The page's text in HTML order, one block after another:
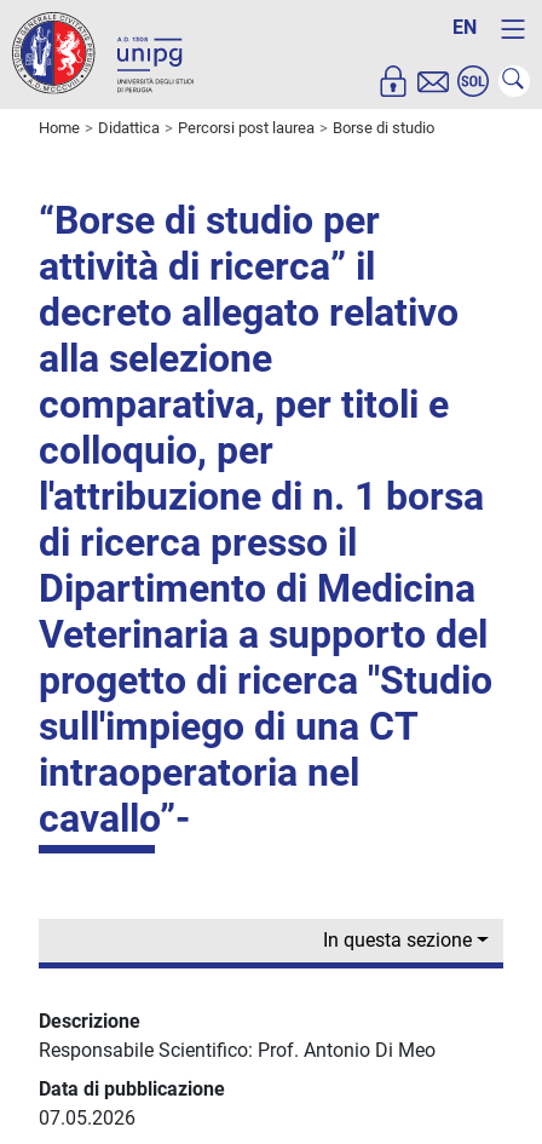
EN
Home Didattica Percorsi post laurea Borse di studio
“Borse di studio per
attività di ricerca” il
decreto allegato relativo
alla selezione
comparativa, per titoli e
colloquio, per
l'attribuzione di n. 1 borsa
di ricerca presso il
Dipartimento di Medicina
Veterinaria a supporto del
progetto di ricerca "Studio
sull'impiego di una CT
intraoperatoria nel
cavallo”-
In questa sezione
Descrizione
Responsabile Scientifico: Prof. Antonio Di Meo
Data di pubblicazione
07.05.2026